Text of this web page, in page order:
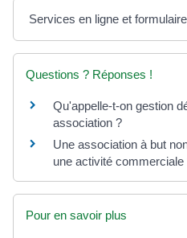
Services en ligne et
Questions ? Réponses !
Qu'appelle-t-on gestion
association ?
Une association à but
une activité commerciale
Pour en savoir plus